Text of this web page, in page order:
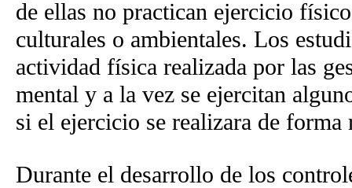
de ellas no practican ejercicio
culturales o ambientales. Los
actividad física realizada por las
mental y a la vez se ejercitan
si el ejercicio se realizara de forma
Durante el desarrollo de los